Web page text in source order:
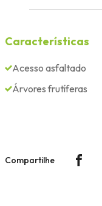
Características
Acesso asfaltado
Árvores frutíferas
Compartilhe